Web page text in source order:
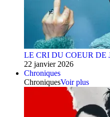
LE CRI DU COEUR DE
22 janvier 2026
Chroniques
ChroniquesVoir plus